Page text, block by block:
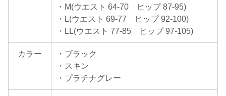
・M(ウエスト 64-70 ヒップ 87-95)
・L(ウエスト 69-77 ヒップ 92-100)
・LL(ウエスト 77-85 ヒップ 97-105)
カラー
・ブラック
・スキン
・プラチナグレー